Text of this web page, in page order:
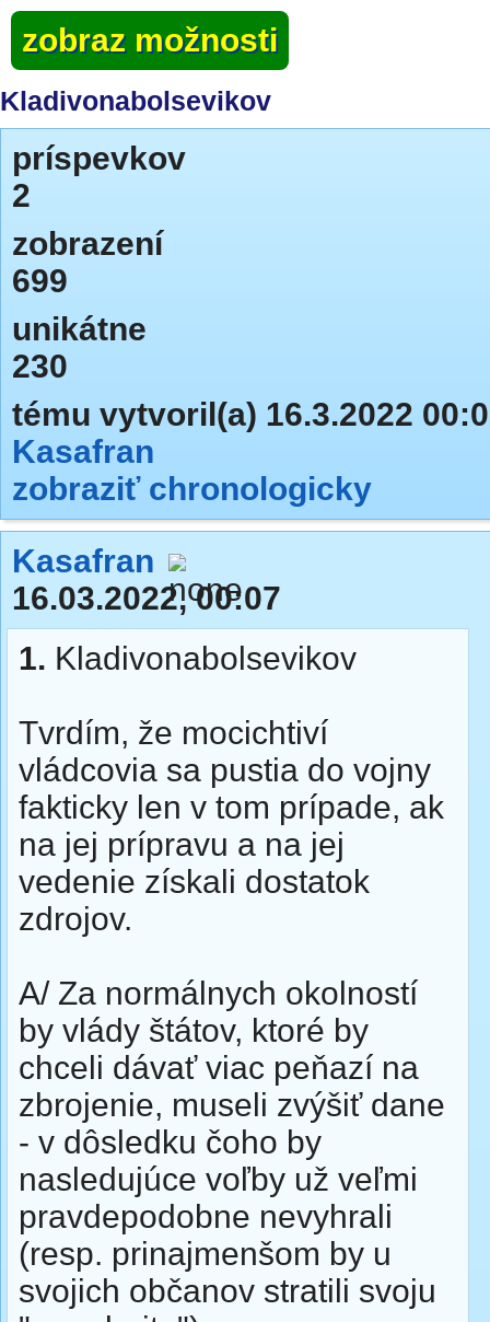
zobraz možnosti
Kladivonabolsevikov
príspevkov
2
zobrazení
699
unikátne
230
tému vytvoril(a) 16.3.2022
Kasafran
zobraziť chronologicky
Kasafran
16.03.2022, 00:07
1. Kladivonabolsevikov
Tvrdím, že mocichtiví
vládcovia sa pustia do vojny
fakticky len v tom prípade, ak
na jej prípravu a na jej
vedenie získali dostatok
zdrojov.
A/ Za normálnych okolností
by vlády štátov, ktoré by
chceli dávať viac peňazí na
zbrojenie, museli zvýšiť dane
- v dôsledku čoho by
nasledujúce voľby už veľmi
pravdepodobne nevyhrali
(resp. prinajmenšom by u
svojich občanov stratili svoju